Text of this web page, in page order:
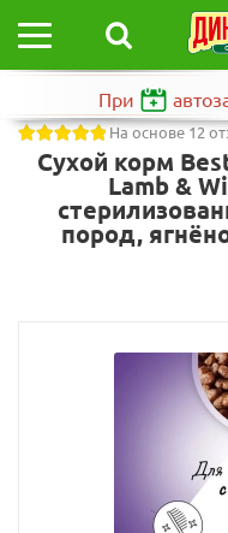
При
На основе 12
Сухой корм
Lamb &
пород,